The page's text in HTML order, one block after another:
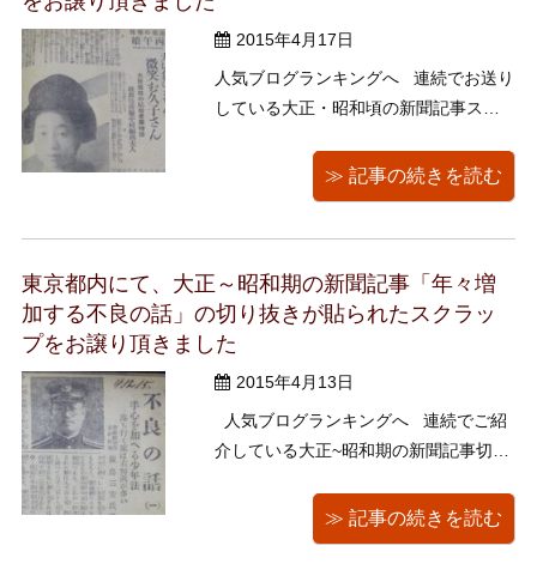
2015年4月17日
人気ブログランキングへ 連続でお送り
している大正・昭和頃の新聞記事スク
娘」シリーズ連載です。 丙午の娘
を持ち悩み貫く親が日本国中百万人も
≫ 記事の続きを読む
東京都内にて、大正～昭和期の新聞記事「年々増
加する不良の話」の切り抜きが貼られたスクラッ
プをお譲り頂きました
2015年4月13日
人気ブログランキングへ 連続でご紹
介している大正~昭和期の新聞記事切り
話」シリーズ連載からです。 昭和4年
の日付けが書きこまれていますね。 警
≫ 記事の続きを読む